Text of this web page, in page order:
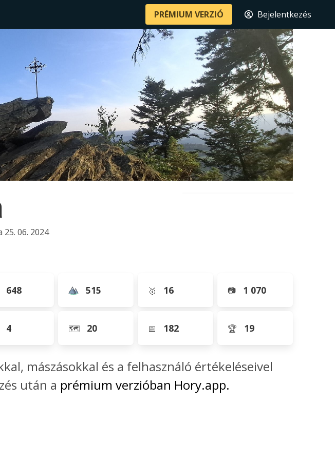
PRÉMIUM VERZIÓ Bejelentkezés
06. 2024
648 515 🥇 16 📷 1 070
4 🗺️ 20 📅 182 🏆 19
mászásokkal és a felhasználó értékeléseivel
után a prémium verzióban Hory.app.